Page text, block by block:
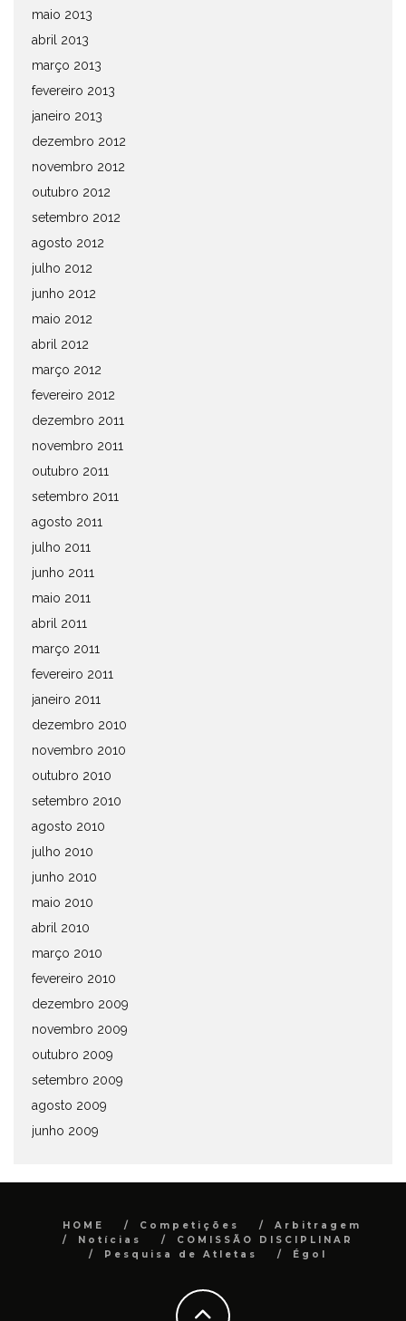
maio 2013
abril 2013
março 2013
fevereiro 2013
janeiro 2013
dezembro 2012
novembro 2012
outubro 2012
setembro 2012
agosto 2012
julho 2012
junho 2012
maio 2012
abril 2012
março 2012
fevereiro 2012
dezembro 2011
novembro 2011
outubro 2011
setembro 2011
agosto 2011
julho 2011
junho 2011
maio 2011
abril 2011
março 2011
fevereiro 2011
janeiro 2011
dezembro 2010
novembro 2010
outubro 2010
setembro 2010
agosto 2010
julho 2010
junho 2010
maio 2010
abril 2010
março 2010
fevereiro 2010
dezembro 2009
novembro 2009
outubro 2009
setembro 2009
agosto 2009
junho 2009
HOME Competições
Arbitragem
Notícias
COMISSÃO DISCIPLINAR
Pesquisa de Atletas
Égol